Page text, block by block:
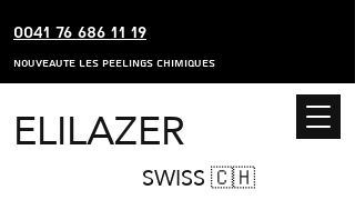
0041 76 686 11 19
nouveaute les peelings chimiques
ELILAZER
SWISS 🇨🇭